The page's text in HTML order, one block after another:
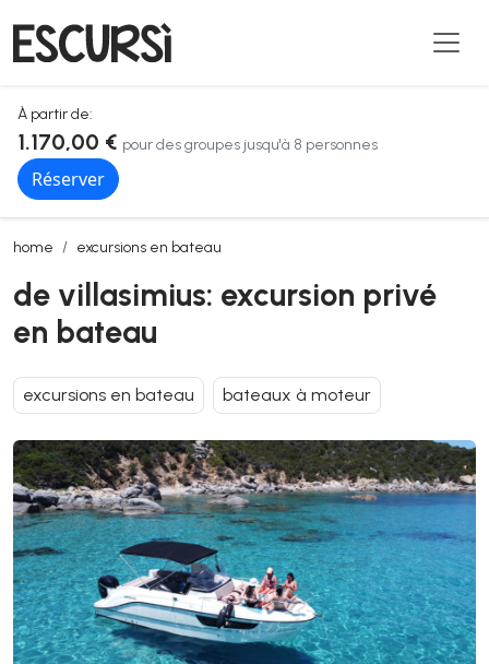
À partir de:
1.170,00 € pour des groupes jusqu'à 8 personnes
Réserver
home excursions en bateau
de villasimius: excursion privé en bateau
de villasimius: excursion privé
en bateau
excursions en bateau bateaux à moteur